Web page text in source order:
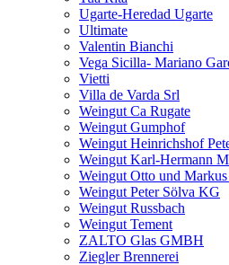
Ugarte-Heredad Ugarte
Ultimate
Valentin Bianchi
Vega Sicilla- Mariano
Vietti
Villa de Varda Srl
Weingut Ca Rugate
Weingut Gumphof
Weingut Heinrichshof
Weingut Karl-Hermann
Weingut Otto und
Weingut Peter Sölva KG
Weingut Russbach
Weingut Tement
ZALTO Glas GMBH
Ziegler Brennerei